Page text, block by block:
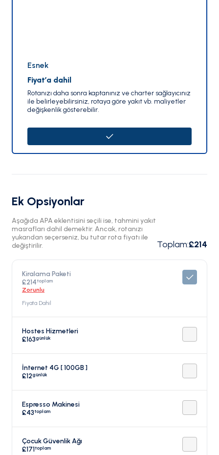
Esnek
Fiyat’a dahil
Rotanızı daha sonra kaptanınız ve charter sağlayıcınız
ile belirleyebilirsiniz, rotaya göre yakıt vb. maliyetler
değişkenlik gösterebilir.
Ek Opsiyonlar
Aşağıda APA eklentisini seçili ise, tahmini yakıt
masrafları dahil demektir. Ancak, rotanızı
yukarıdan seçerseniz, bu tutar rota fiyatı ile
değiştirilir.
Toplam:£214
Kiralama Paketi
£214toplam
Zorunlu
Fiyata Dahil
Hostes Hizmetleri
£163günlük
İnternet 4G [ 100GB ]
£12günlük
Espresso Makinesi
£43toplam
Çocuk Güvenlik Ağı
£171toplam